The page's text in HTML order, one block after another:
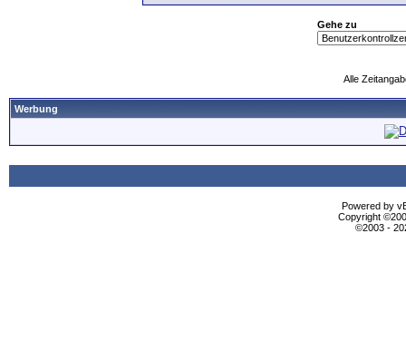
Gehe zu
Alle
Werbung
Powered by
Copyright
©2003 -